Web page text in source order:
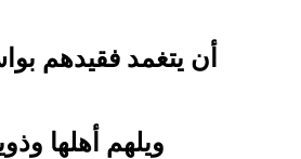
أن يتغمد فقيدهم
ويلهم أهلها